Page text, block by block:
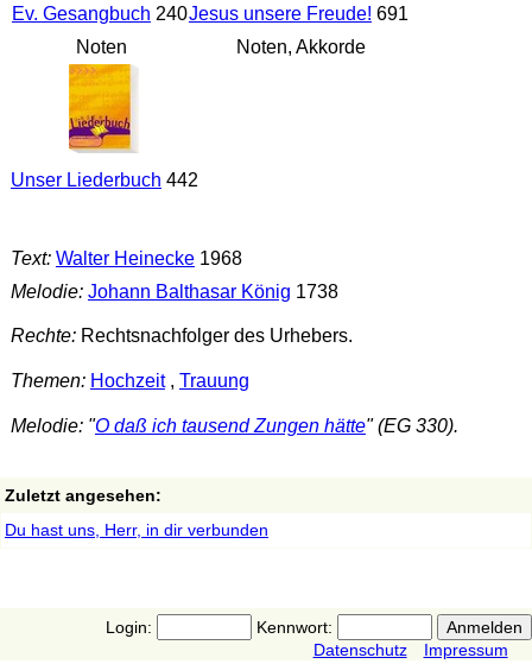
Ev. Gesangbuch 240
Noten
Jesus unsere Freude! 691
Noten, Akkorde
Unser Liederbuch 442
Text: Walter Heinecke1968
Melodie: Johann Balthasar König 1738
Rechte:Rechtsnachfolger des Urhebers.
Themen: Hochzeit, Trauung
Melodie: "O daß ich tausend Zungen hätte" (EG 330).
Zuletzt angesehen:
Du hast uns, Herr, in dir verbunden
Login:
Kennwort:
Datenschutz
Impressum